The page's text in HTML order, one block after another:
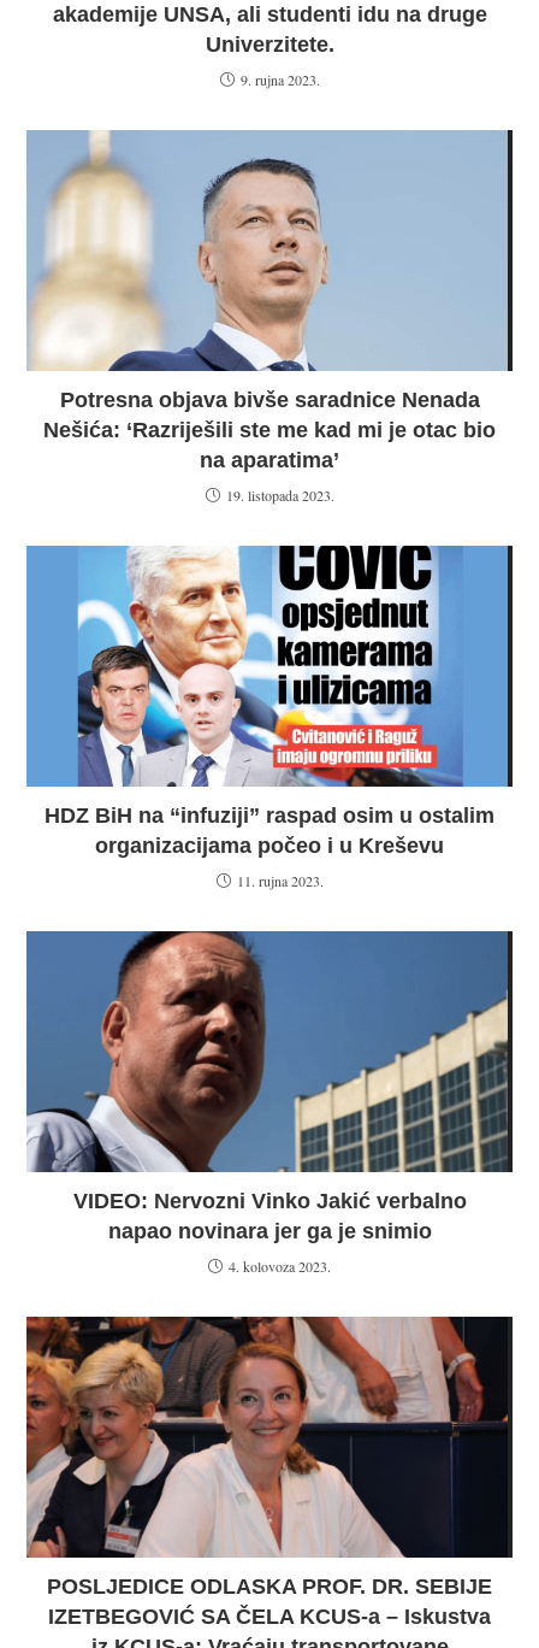
akademije UNSA, ali studenti idu na druge
Univerzitete.
9. rujna 2023.
Potresna objava bivše saradnice Nenada
Nešića: ‘Razriješili ste me kad mi je otac bio
na aparatima’
19. listopada 2023.
HDZ BiH na “infuziji” raspad osim u ostalim
organizacijama počeo i u Kreševu
11. rujna 2023.
VIDEO: Nervozni Vinko Jakić verbalno
napao novinara jer ga je snimio
4. kolovoza 2023.
POSLJEDICE ODLASKA PROF. DR. SEBIJE
IZETBEGOVIĆ SA ČELA KCUS-a – Iskustva